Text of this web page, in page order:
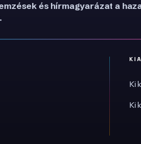
és hírmagyarázat a
Ki
Ki